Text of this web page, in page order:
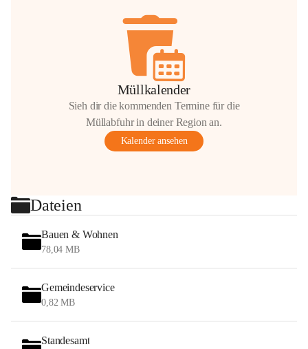
Müllkalender
Sieh dir die kommenden Termine für die
Müllabfuhr in deiner Region an.
Kalender ansehen
Dateien
Bauen & Wohnen
78,04 MB
Gemeindeservice
0,82 MB
Standesamt